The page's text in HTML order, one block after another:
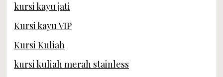
kursi kayu jati
Kursi kayu VIP
Kursi Kuliah
kursi kuliah merah stainless